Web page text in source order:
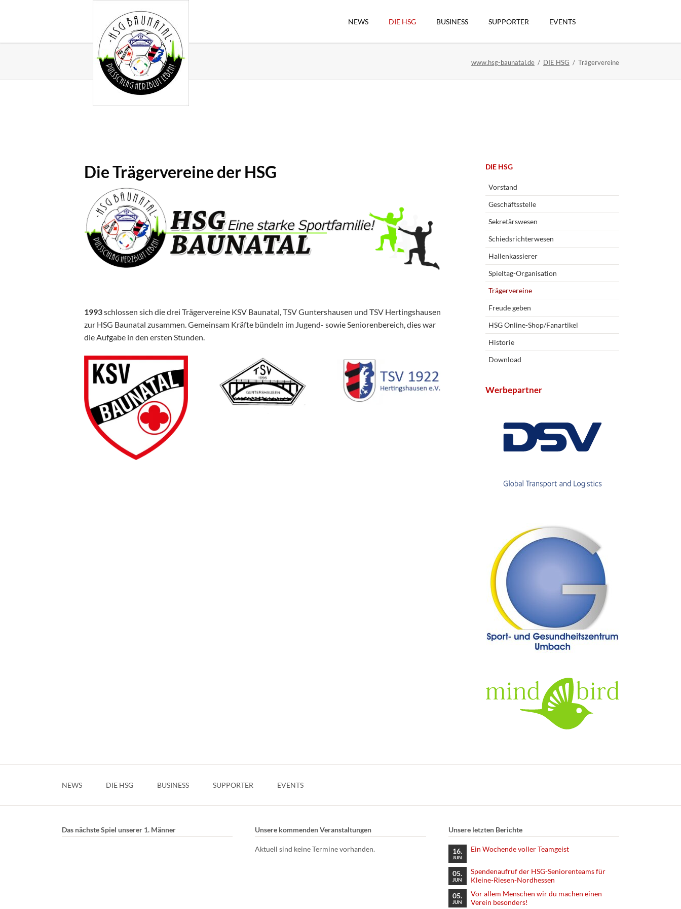
NEWS DIE HSG
Download
BUSINESS SUPPORTER EVENTS
www.hsg-baunatal.de DIE HSG Trägervereine
Die Trägervereine der HSG
1993schlossen sich die drei Trägervereine KSV Baunatal, TSV Guntershausen und TSV Hertingshausen
zur HSG Baunatal zusammen. Gemeinsam Kräfte bündeln im Jugend- sowie Seniorenbereich, dies war
die Aufgabe in den ersten Stunden.
Navigation
DIE HSG
Vorstand
Geschäftsstelle
Sekretärswesen
Schiedsrichterwesen
Hallenkassierer
Spieltag-Organisation
Trägervereine
Freude geben
HSG Online-Shop/Fanartikel
Historie
Download
Werbepartner
NEWS DIE HSG BUSINESS SUPPORTER EVENTS
Das nächste Spiel unserer 1. Männer Unsere kommenden Veranstaltungen
Aktuell sind keine Termine vorhanden.
Unsere letzten Berichte
16.
JUN
Ein Wochende voller Teamgeist
05.
JUN
Spendenaufruf der HSG-Seniorenteams für
Kleine-Riesen-Nordhessen
05.
JUN
Vor allem Menschen wir du machen einen
Verein besonders!